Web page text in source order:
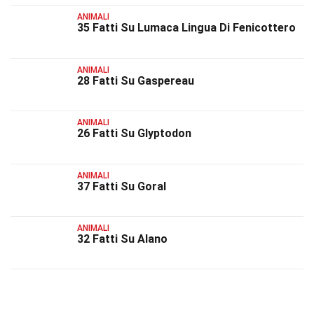
ANIMALI
35 Fatti Su Lumaca Lingua Di Fenicottero
ANIMALI
28 Fatti Su Gaspereau
ANIMALI
26 Fatti Su Glyptodon
ANIMALI
37 Fatti Su Goral
ANIMALI
32 Fatti Su Alano